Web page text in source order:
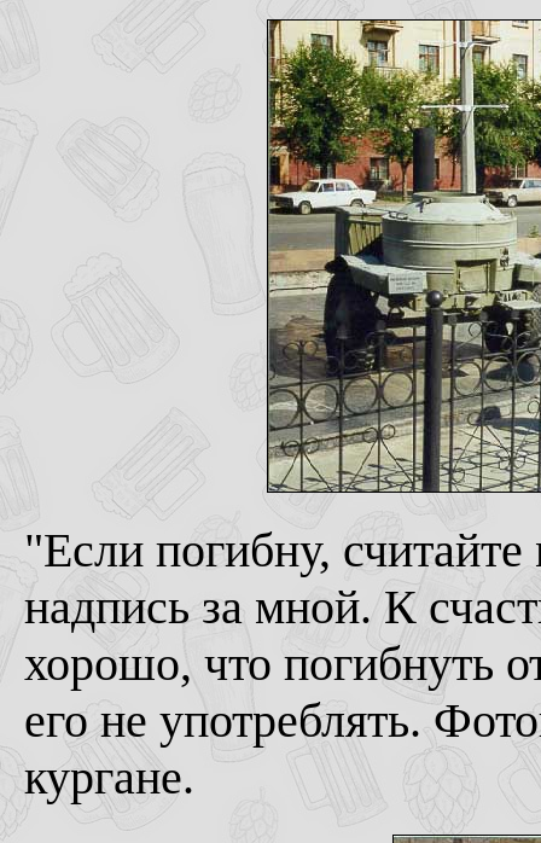
"Если погибну,
надпись за мной. К
хорошо, что погибнуть
его не употреблять.
кургане.